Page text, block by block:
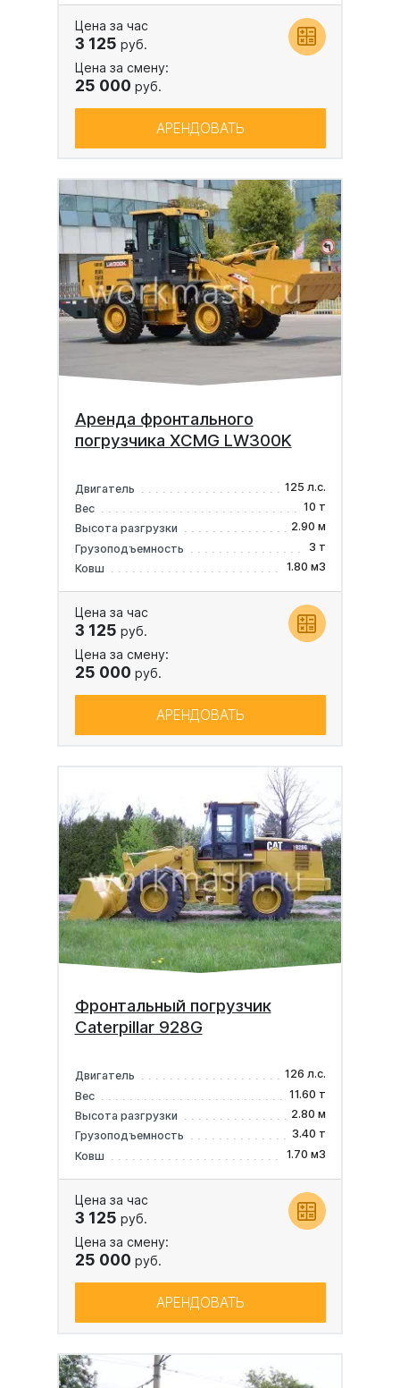
Цена за час
3 125 руб.
Цена за смену:
25 000 руб.
АРЕНДОВАТЬ
Аренда фронтального
погрузчика XCMG LW300K
Двигатель
125 л.с.
Вес
10 т
Высота разгрузки
2.90 м
Грузоподъемность
3 т
Ковш
1.80 м3
Цена за час
3 125 руб.
Цена за смену:
25 000 руб.
АРЕНДОВАТЬ
Фронтальный погрузчик
Caterpillar 928G
Двигатель
126 л.с.
Вес
11.60 т
Высота разгрузки
2.80 м
Грузоподъемность
3.40 т
Ковш
1.70 м3
Цена за час
3 125 руб.
Цена за смену:
25 000 руб.
АРЕНДОВАТЬ